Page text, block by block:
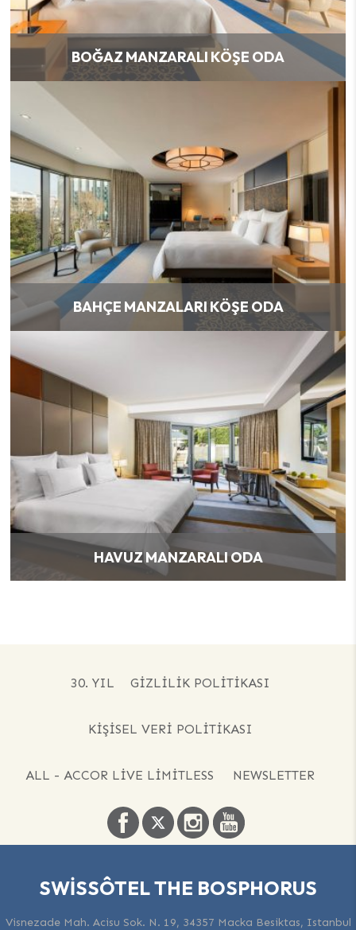
BOĞAZ MANZARALI KÖŞE ODA
BAHÇE MANZALARI KÖŞE ODA
HAVUZ MANZARALI ODA
30. YIL GIZLILIK POLITIKASI
KIŞISEL VERI POLITIKASI
ALL - ACCOR LIVE LIMITLESS NEWSLETTER
SWISSÔTEL THE BOSPHORUS
Visnezade Mah. Acisu Sok. N. 19, 34357 Macka Besiktas, Istanbul